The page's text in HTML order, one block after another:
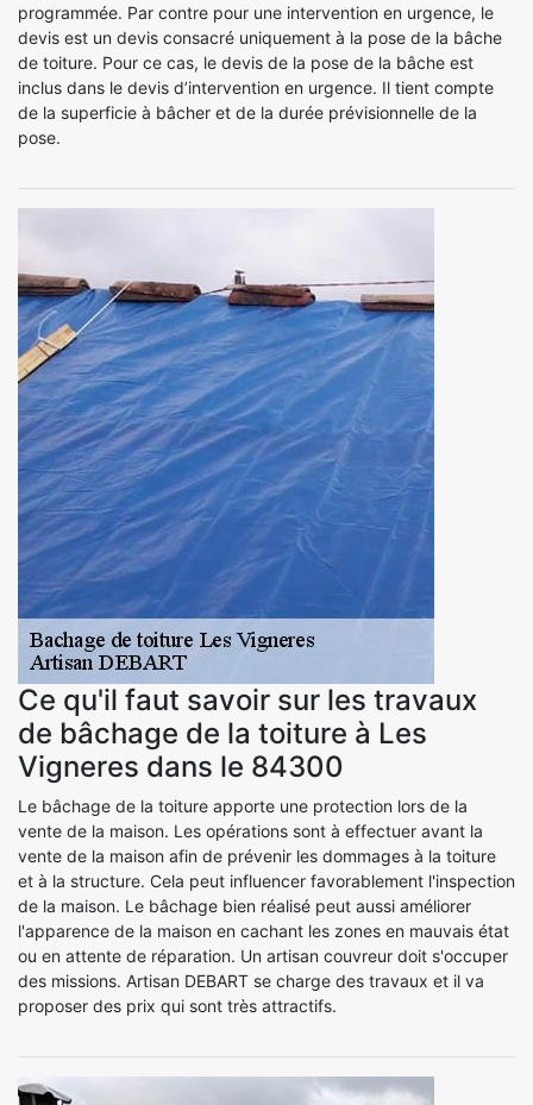
programmée. Par contre pour une intervention en urgence, le
devis est un devis consacré uniquement à la pose de la bâche
de toiture. Pour ce cas, le devis de la pose de la bâche est
inclus dans le devis d’intervention en urgence. Il tient compte
de la superficie à bâcher et de la durée prévisionnelle de la
pose.
Ce qu'il faut savoir sur les travaux
de bâchage de la toiture à Les
Vigneres dans le 84300
Le bâchage de la toiture apporte une protection lors de la
vente de la maison. Les opérations sont à effectuer avant la
vente de la maison afin de prévenir les dommages à la toiture
et à la structure. Cela peut influencer favorablement l'inspection
de la maison. Le bâchage bien réalisé peut aussi améliorer
l'apparence de la maison en cachant les zones en mauvais état
ou en attente de réparation. Un artisan couvreur doit s'occuper
des missions. Artisan DEBART se charge des travaux et il va
proposer des prix qui sont très attractifs.